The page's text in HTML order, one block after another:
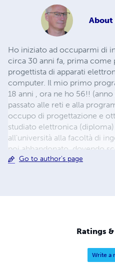
About
Ho iniziato ad occuparmi di
circa 30 anni fa, prima come
progettista di apparati
computer. Il mio primo
18 anni , ora ne ho 56!!
passato alle reti e alla
occupo di progettazione e
studiato elettronica
all'università alla facoltà di
poi abbandonato, dovendo
tempo ero molto richiesto)
che vedrete pubblicati a loro
Go to author's page
Ratings
Write a